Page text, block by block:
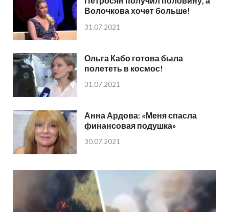
Волочкова хочет больше!
31.07.2021
Ольга Кабо готова была
полететь в космос!
31.07.2021
Анна Ардова: «Меня спасла
финансовая подушка»
30.07.2021